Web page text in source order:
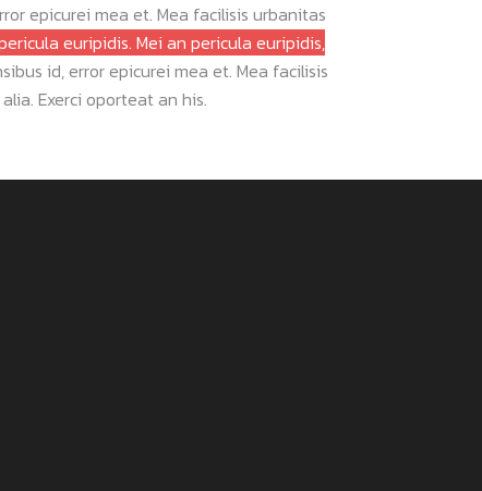
epicurei mea et. Mea facilisis urbanitas
euripidis. Mei an pericula euripidis,
id, error epicurei mea et. Mea facilisis
Exerci oporteat an his.